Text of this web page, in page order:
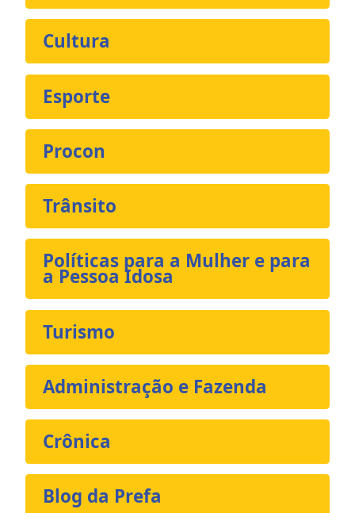
Cultura
Esporte
Procon
Trânsito
Políticas para a Mulher e para
a Pessoa Idosa
Turismo
Administração e Fazenda
Crônica
Blog da Prefa